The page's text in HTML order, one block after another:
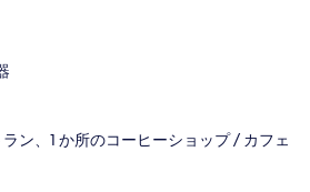
ン、1 か所のコーヒーショップ / カフェ